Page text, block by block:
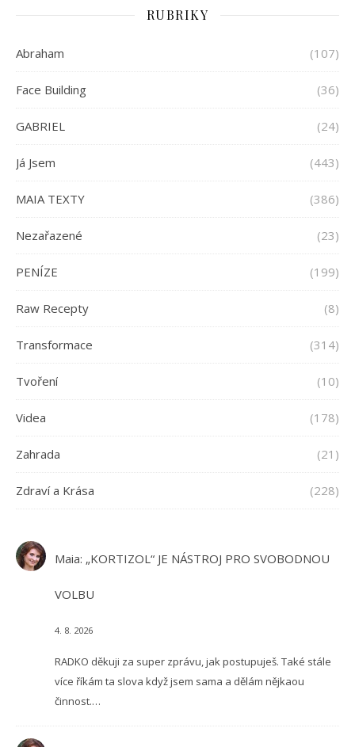
RUBRIKY
Abraham (107)
Face Building (36)
GABRIEL (24)
Já Jsem (443)
MAIA TEXTY (386)
Nezařazené (23)
PENÍZE (199)
Raw Recepty (8)
Transformace (314)
Tvoření (10)
Videa (178)
Zahrada (21)
Zdraví a Krása (228)
Maia: „KORTIZOL“ JE NÁSTROJ PRO SVOBODNOU
VOLBU
4. 8. 2026
RADKO děkuji za super zprávu, jak postupuješ. Také stále
více říkám ta slova když jsem sama a dělám nějkaou
činnost.…